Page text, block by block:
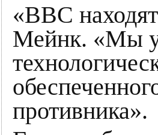
«ВВС
Мейнк. «Мы
противника».